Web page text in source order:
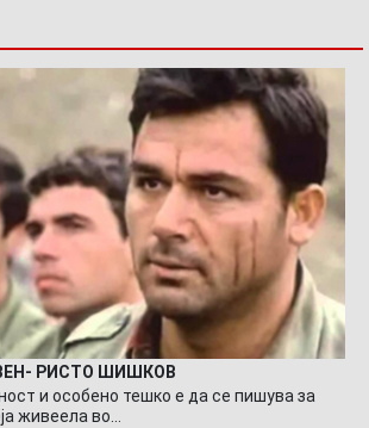
РИСТО ШИШКОВ
и особено тешко е да се пишува за
живеела во…